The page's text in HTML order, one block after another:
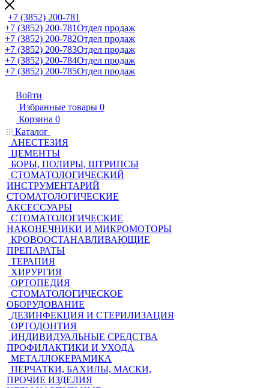
+7 (3852) 200-781
+7 (3852) 200-781Отдел продаж
+7 (3852) 200-782Отдел продаж
+7 (3852) 200-783Отдел продаж
+7 (3852) 200-784Отдел продаж
+7 (3852) 200-785Отдел продаж
Войти
Избранные товары 0
Корзина 0
Каталог
АНЕСТЕЗИЯ
ЦЕМЕНТЫ
БОРЫ, ПОЛИРЫ, ШТРИПСЫ
СТОМАТОЛОГИЧЕСКИЙ
ИНСТРУМЕНТАРИЙ
СТОМАТОЛОГИЧЕСКИЕ
АКСЕССУАРЫ
СТОМАТОЛОГИЧЕСКИЕ
НАКОНЕЧНИКИ И МИКРОМОТОРЫ
КРОВООСТАНАВЛИВАЮЩИЕ
ПРЕПАРАТЫ
ТЕРАПИЯ
ХИРУРГИЯ
ОРТОПЕДИЯ
СТОМАТОЛОГИЧЕСКОЕ
ОБОРУДОВАНИЕ
ДЕЗИНФЕКЦИЯ И СТЕРИЛИЗАЦИЯ
ОРТОДОНТИЯ
ИНДИВИДУАЛЬНЫЕ СРЕДСТВА
ПРОФИЛАКТИКИ И УХОДА
МЕТАЛЛОКЕРАМИКА
ПЕРЧАТКИ, БАХИЛЫ, МАСКИ,
ПРОЧИЕ ИЗДЕЛИЯ